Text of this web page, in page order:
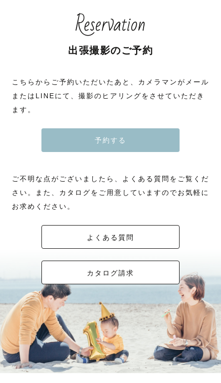
Reservation
出張撮影のご予約
こちらからご予約いただいたあと、カメラマンがメール
またはLINEにて、撮影のヒアリングをさせていただき
ます。
予約する
ご不明な点がございましたら、よくある質問をご覧くだ
さい。また、カタログをご用意していますのでお気軽に
お求めください。
よくある質問
カタログ請求